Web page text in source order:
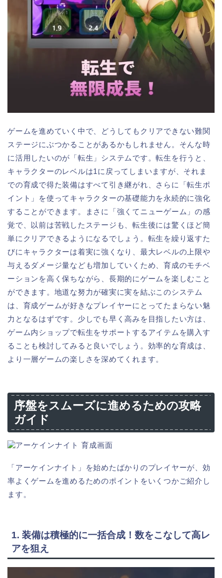
ゲームを進めていく中で、どうしてもクリアできない難関
ステージにぶつかることがあるかもしれません。そんな時
に活用したいのが「転生」システムです。転生を行うと、
キャラクターのレベルは1に戻ってしまいますが、それま
での育成で得た装備はすべて引き継がれ、さらに「転生ポ
イント」を使ってキャラクターの基礎能力を永続的に強化
することができます。まさに「強くてニューゲーム」の感
覚で、以前は苦戦したステージも、転生後には驚くほど簡
単にクリアできるようになるでしょう。転生を繰り返すた
びにキャラクターは着実に強くなり、最大レベルの上限や
与えるダメージ量なども増加していくため、育成のモチベ
ーションを高く保ちながら、長期的にゲームを楽しむこと
ができます。地道な努力が確実に実を結ぶこのシステム
は、育成ゲームが好きなプレイヤーにとってたまらない魅
力となるはずです。少しでも早く高みを目指したい方は、
ゲーム内ショップで転生をサポートするアイテムを購入す
ることも検討してみると良いでしょう。効率的な育成は、
より一層ゲームの楽しさを深めてくれます。
序盤をスムーズに進めるための攻略
ガイド
「アーケインナイト」を始めたばかりのプレイヤーが、効
率よくゲームを進めるためのポイントをいくつかご紹介し
ます。
1. 装備は積極的に一括合成！数をこなして高レ
アを狙え